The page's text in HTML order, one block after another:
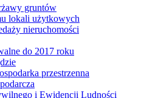
gruntów
lokali użytkowych
nieruchomości
do 2017 roku
przestrzenna
i Ewidencji Ludności